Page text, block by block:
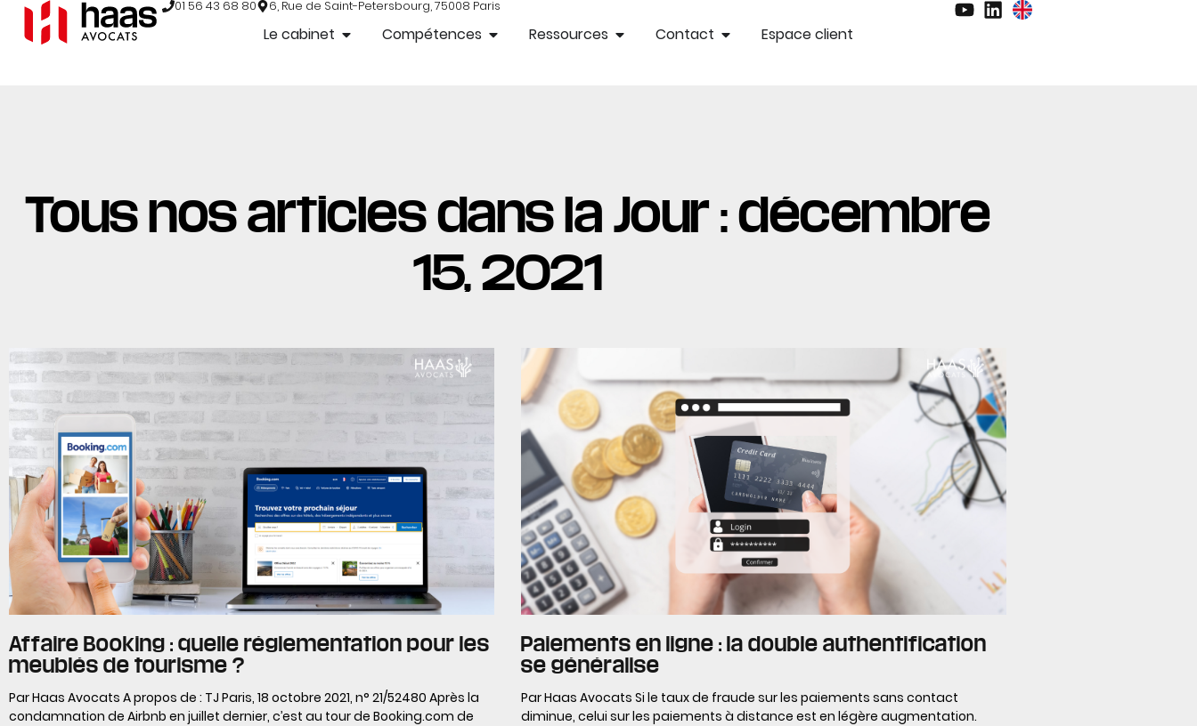
01 56 43 68 80 6, Rue de Saint-Petersbourg, 75008 Paris
Le cabinet Compétences Ressources Contact Espace client
Tous nos articles dans la Jour : décembre
15, 2021
Affaire Booking : quelle réglementation pour les
meublés de tourisme ?
Par Haas Avocats A propos de : TJ Paris, 18 octobre 2021, n° 21/52480 Après la
condamnation de Airbnb en juillet dernier, c’est au tour de Booking.com de
Paiements en ligne : la double authentification
se généralise
Par Haas Avocats Si le taux de fraude sur les paiements sans contact
diminue, celui sur les paiements à distance est en légère augmentation.